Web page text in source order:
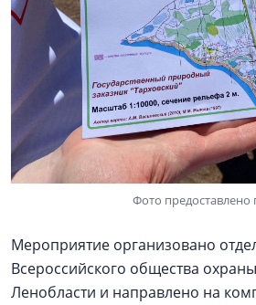
Фото предоставлено
Мероприятие организовано
Всероссийского общества
Ленобласти и направлено на